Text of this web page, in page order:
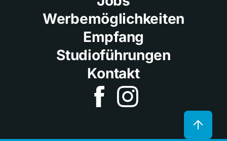
Werbemöglichkeiten
Empfang
Studioführungen
Kontakt